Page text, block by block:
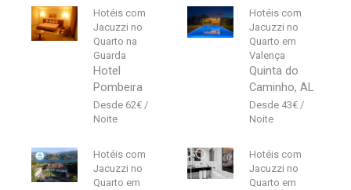
Hotéis com
Jacuzzi no
Quarto na
Guarda
Hotel
Pombeira
62€
Hotéis com
Jacuzzi no
Quarto em
Valença
Quinta do
Caminho, AL
43€
Hotéis com
Jacuzzi no
Quarto em
Hotéis com
Jacuzzi no
Quarto em